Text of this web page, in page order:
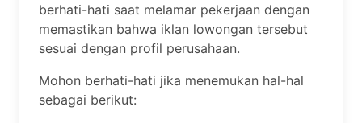
berhati-hati saat melamar pekerjaan dengan
memastikan bahwa iklan lowongan tersebut
sesuai dengan profil perusahaan.
Mohon berhati-hati jika menemukan hal-hal
sebagai berikut: